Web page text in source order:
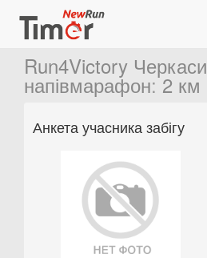
Run4Victory Черкаси
напівмарафон:2 км
Анкета учасника забігу